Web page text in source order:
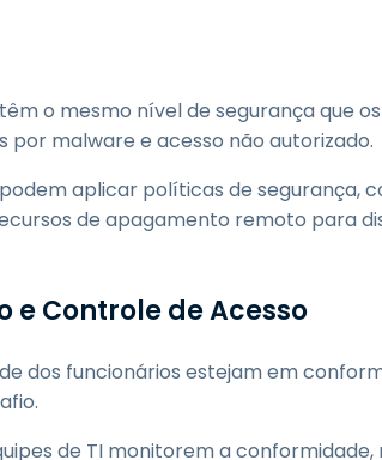
o mesmo nível de segurança que
malware e acesso não autorizado.
aplicar políticas de segurança,
de apagamento remoto para
e Controle de Acesso
dos funcionários estejam em
de TI monitorem a